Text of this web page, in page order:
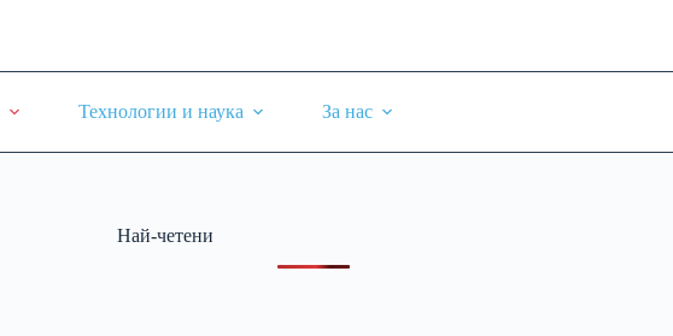
Технологии и наука За нас
Най-четени